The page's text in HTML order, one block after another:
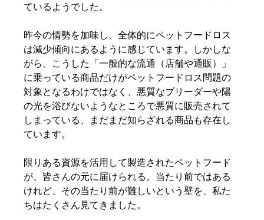
ているようでした。
昨今の情勢を加味し、全体的にペットフードロス
は減少傾向にあるように感じています。しかしな
がら、こうした「一般的な流通（店舗や通販）」
に乗っている商品だけがペットフードロス問題の
対象となるわけではなく、悪質なブリーダーや陽
の光を浴びないようなところで悪質に販売されて
しまっている、まだまだ知らざれる商品も存在し
ています。
限りある資源を活用して製造されたペットフード
が、皆さんの元に届けられる。当たり前ではある
けれど、その当たり前が難しいという壁を、私た
ちはたくさん見てきました。